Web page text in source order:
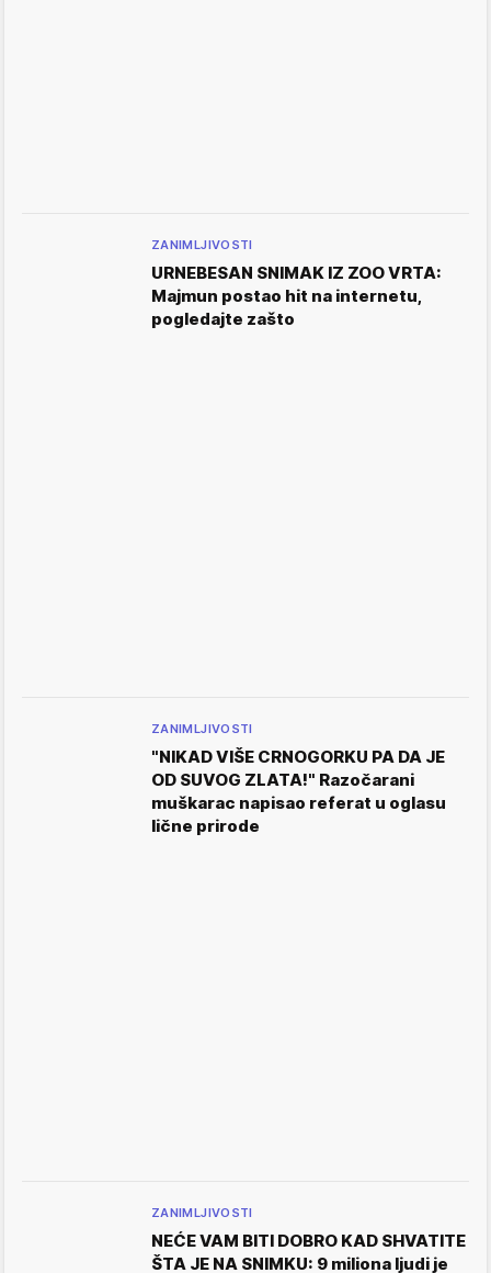
ZANIMLJIVOSTI
URNEBESAN SNIMAK IZ ZOO VRTA:
Majmun postao hit na internetu,
pogledajte zašto
ZANIMLJIVOSTI
"NIKAD VIŠE CRNOGORKU PA DA JE
OD SUVOG ZLATA!" Razočarani
muškarac napisao referat u oglasu
lične prirode
ZANIMLJIVOSTI
NEĆE VAM BITI DOBRO KAD SHVATITE
ŠTA JE NA SNIMKU: 9 miliona ljudi je